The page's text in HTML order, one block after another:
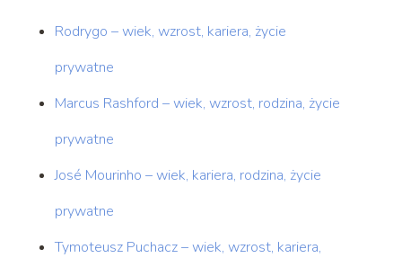
Rodrygo – wiek, wzrost, kariera, życie
prywatne
Marcus Rashford – wiek, wzrost, rodzina, życie
prywatne
José Mourinho – wiek, kariera, rodzina, życie
prywatne
Tymoteusz Puchacz – wiek, wzrost, kariera,